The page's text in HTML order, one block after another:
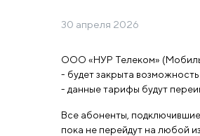
30 апреля 2026
Мобильный
О внесении изменений в
ООО «НУР Телеком»
- будет закрыта
- данные тарифы будут
Все абоненты,
пока не перейдут на любой